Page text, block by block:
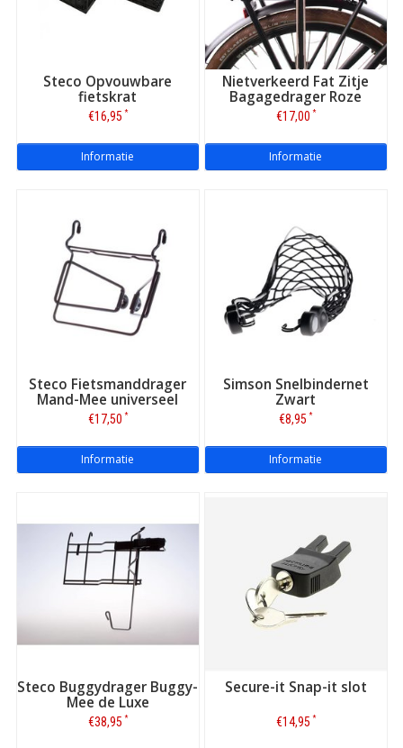
Steco Opvouwbare
fietskrat
€16,95 *
Informatie
Nietverkeerd Fat Zitje
Bagagedrager Roze
€17,00 *
Informatie
Steco Fietsmanddrager
Mand-Mee universeel
€17,50 *
Informatie
Simson Snelbindernet
Zwart
€8,95 *
Informatie
Steco Buggydrager Buggy-
Mee de Luxe
€38,95 *
Secure-it Snap-it slot
€14,95 *